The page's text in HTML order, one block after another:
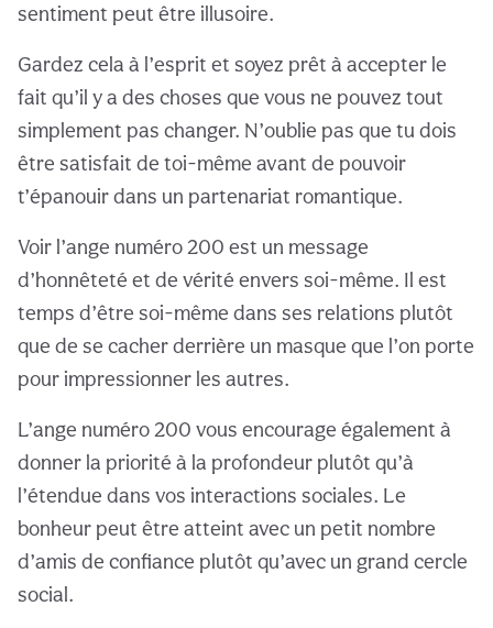
sentiment peut être illusoire.
Gardez cela à l’esprit et soyez prêt à accepter le
fait qu’il y a des choses que vous ne pouvez tout
simplement pas changer. N’oublie pas que tu dois
être satisfait de toi-même avant de pouvoir
t’épanouir dans un partenariat romantique.
Voir l’ange numéro 200 est un message
d’honnêteté et de vérité envers soi-même. Il est
temps d’être soi-même dans ses relations plutôt
que de se cacher derrière un masque que l’on porte
pour impressionner les autres.
L’ange numéro 200 vous encourage également à
donner la priorité à la profondeur plutôt qu’à
l’étendue dans vos interactions sociales. Le
bonheur peut être atteint avec un petit nombre
d’amis de confiance plutôt qu’avec un grand cercle
social.